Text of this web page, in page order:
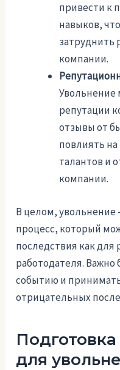
привести к
навыков,
затруднить
компании.
Увольнение
репутации
отзывы от
повлиять
талантов и
компании.
В целом,
процесс, который
последствия как для
работодателя. Важно
событию и
отрицательных
для